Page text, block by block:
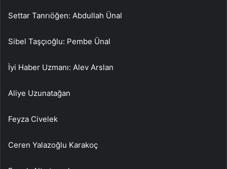
Settar Tanrıöğen: Abdullah Ünal
Sibel Taşçıoğlu: Pembe Ünal
İyi Haber Uzmanı: Alev Arslan
Aliye Uzunatağan
Feyza Civelek
Ceren Yalazoğlu Karakoç